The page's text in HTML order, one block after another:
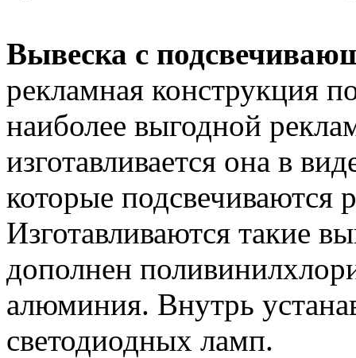
Вывеска с
рекламная конструкция
наиболее выгодной
изготавливается она в
которые подсвечиваются
Изготавливаются такие
дополнен
алюминия. Внутрь
светодиодных ламп.